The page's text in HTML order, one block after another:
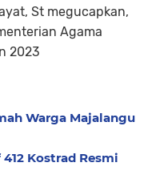
St megucapkan,
Agama
2023
Warga Majalangu
Kostrad Resmi